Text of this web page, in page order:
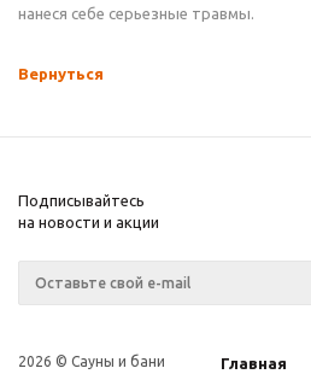
нанеся себе серьезные травмы.
Вернуться
Подписывайтесь
на новости и акции
2026 © Сауны и бани
Главная